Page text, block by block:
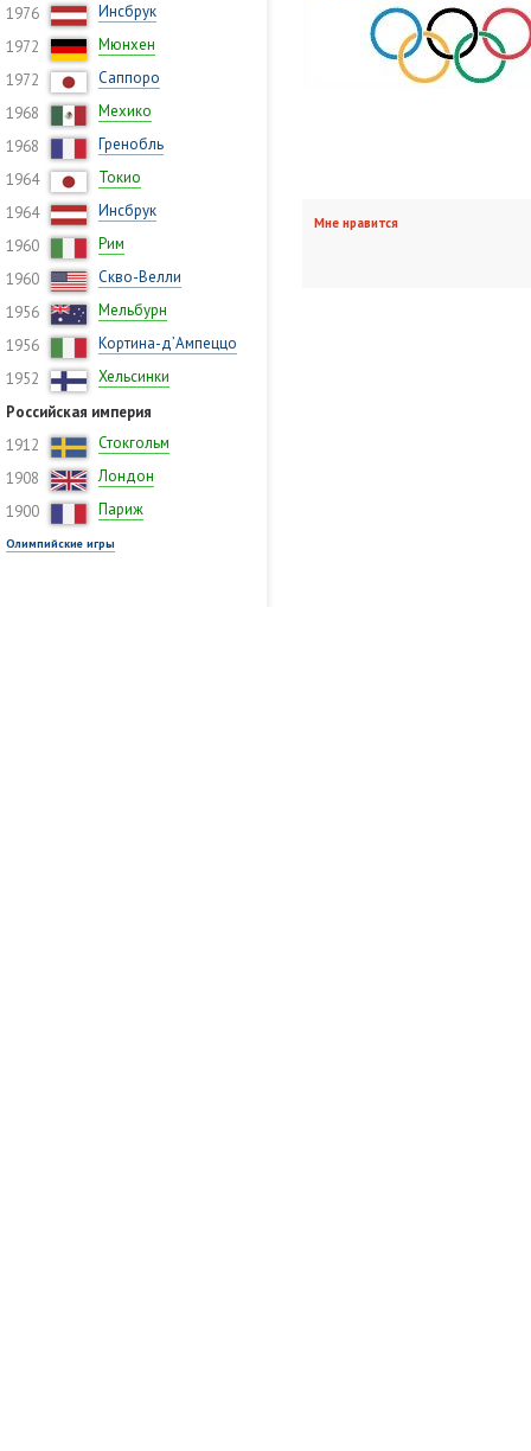
1976
Инсбрук
1972
Мюнхен
1972
Саппоро
1968
Мехико
1968
Гренобль
1964
Токио
1964
Инсбрук
1960
Рим
1960
Скво-Велли
1956
Мельбурн
1956
Кортина-д’Ампеццо
1952
Хельсинки
Российская империя
1912
Стокгольм
1908
Лондон
1900
Париж
Олимпийские игры
Мне нравится